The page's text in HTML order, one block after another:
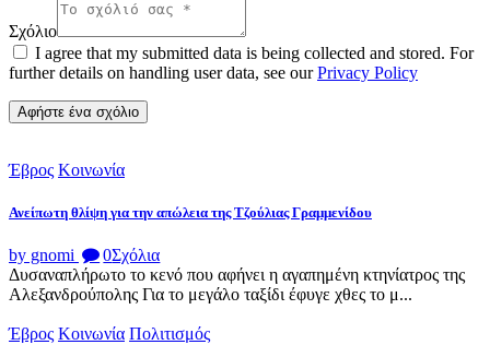
Σχόλιο
I agree that my submitted data is being collected and stored. For
further details on handling user data, see ourPrivacy Policy
Έβρος Κοινωνία
Ανείπωτη θλίψη για την απώλεια της Τζούλιας Γραμμενίδου
by gnomi 0Σχόλια
Δυσαναπλήρωτο το κενό που αφήνει η αγαπημένη κτηνίατρος της
Αλεξανδρούπολης Για το μεγάλο ταξίδι έφυγε χθες το μ...
Έβρος Κοινωνία Πολιτισμός